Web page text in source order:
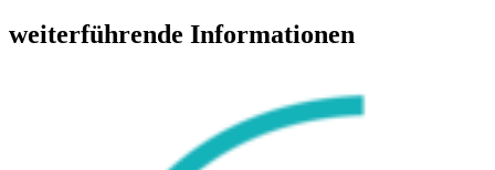
weiterführende Informationen